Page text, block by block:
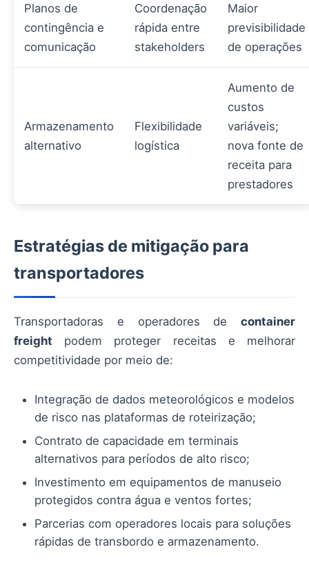
Planos de
contingência e
comunicação
Coordenação
rápida entre
stakeholders
Maior
previsibilidade
de operações
Armazenamento
alternativo
Flexibilidade
logística
Aumento de
custos
variáveis;
nova fonte de
receita para
prestadores
Estratégias de mitigação para
transportadores
Transportadoras e operadores de container
freight podem proteger receitas e melhorar
competitividade por meio de:
Integração de dados meteorológicos e modelos
de risco nas plataformas de roteirização;
Contrato de capacidade em terminais
alternativos para períodos de alto risco;
Investimento em equipamentos de manuseio
protegidos contra água e ventos fortes;
Parcerias com operadores locais para soluções
rápidas de transbordo e armazenamento.